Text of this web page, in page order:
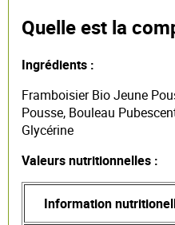
Quelle est la
Ingrédients :
Framboisier Bio Jeune
Pousse, Bouleau
Glycérine
Valeurs nutritionnelles :
Information